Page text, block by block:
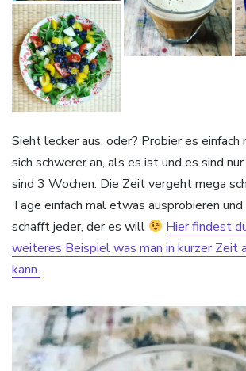
Sieht lecker aus, oder? Probier es einfach
sich schwerer an, als es ist und es sind
sind 3 Wochen. Die Zeit vergeht mega
Tage einfach mal etwas ausprobieren und
schafft jeder, der es will
Hier findest
weiteres Beispiel was man in kurzer Zeit
kann.